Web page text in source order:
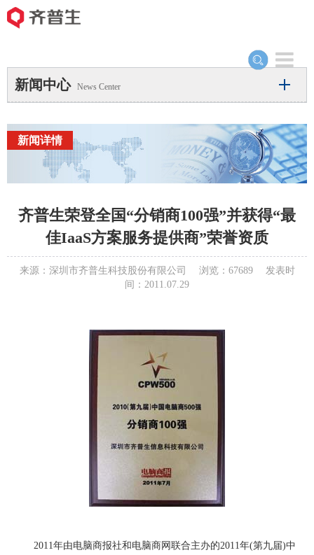
Toggle
navigation
新闻中心 News Center
新闻详情
齐普生荣登全国“分销商100强”并获得“最
佳IaaS方案服务提供商”荣誉资质
来源：深圳市齐普生科技股份有限公司 浏览：67689 发表时
间：2011.07.29
2011年由电脑商报社和电脑商网联合主办的2011年(第九届)中